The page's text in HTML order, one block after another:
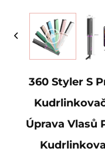
360 Styler S
Úprava Vlasů